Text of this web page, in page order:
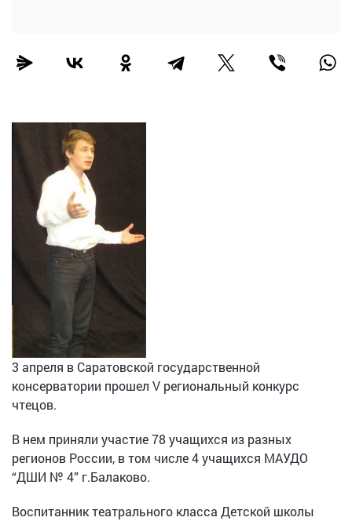
3 апреля в Саратовской государственной
консерватории прошел V региональный конкурс
чтецов.
В нем приняли участие 78 учащихся из разных
регионов России, в том числе 4 учащихся МАУДО
“ДШИ № 4” г.Балаково.
Воспитанник театрального класса Детской школы